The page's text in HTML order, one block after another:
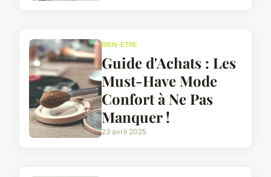
BIEN-ETRE
Guide d'Achats : Les
Must-Have Mode
Confort à Ne Pas
Manquer !
23 avril 2025